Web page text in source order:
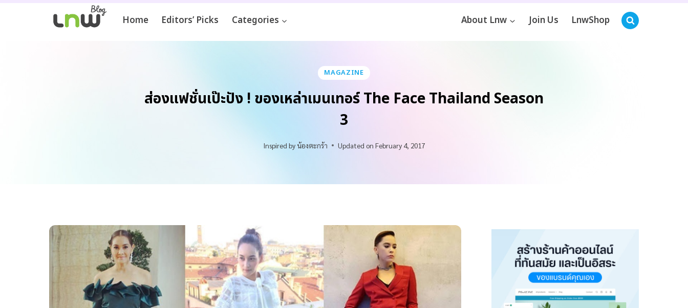
Home Editors’ Picks Categories About Lnw Join Us LnwShop
MAGAZINE
ส่องแฟชั่นเป๊ะปัง ! ของเหล่าเมนเทอร์ The Face Thailand Season
3
Inspired by น้องตะกร้า Updated on February 4, 2017